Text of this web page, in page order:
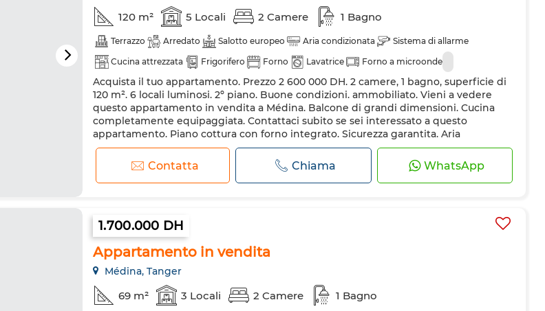
120 m² 5 Locali 2 Camere 1 Bagno
Terrazzo Arredato Salotto europeo Aria condizionata
Sistema di allarme
Cucina attrezzata
Frigorifero Forno Lavatrice Forno a microonde
Acquista il tuo appartamento. Prezzo 2 600 000 DH. 2 camere, 1 bagno, superficie di
120 m². 6 locali luminosi. 2º piano. Buone condizioni. ammobiliato. Vieni a vedere
questo appartamento in vendita a Médina. Balcone di grandi dimensioni. Cucina
completamente equipaggiata. Contattaci subito se sei interessato a questo
appartamento. Piano cottura con forno integrato. Sicurezza garantita. Aria
condizionata
Contatta Chiama WhatsApp
1.700.000 DH
Appartamento in vendita
Médina, Tanger
69 m² 3 Locali 2 Camere 1 Bagno